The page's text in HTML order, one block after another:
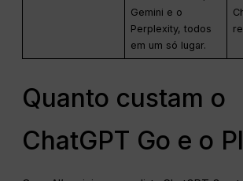
Gemini e o
Perplexity, todos
em um só lugar.
Quanto custam o
ChatGPT Go e o